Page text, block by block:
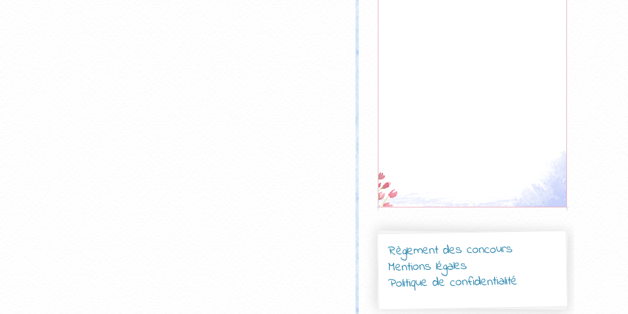
Règlement des concours
Mentions légales
Politique de confidentialité